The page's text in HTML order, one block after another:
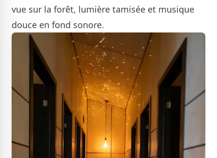
vue sur la forêt, lumière tamisée et musique
douce en fond sonore.